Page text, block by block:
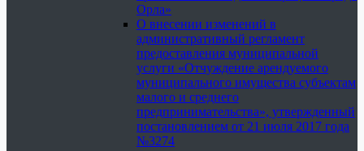
Орла»
О внесении изменений в
административный регламент
предоставления муниципальной
услуги «Отчуждение арендуемого
муниципального имущества субъектам
малого и среднего
предпринимательства», утвержденный
постановлением от 21 июля 2017 года
№3274